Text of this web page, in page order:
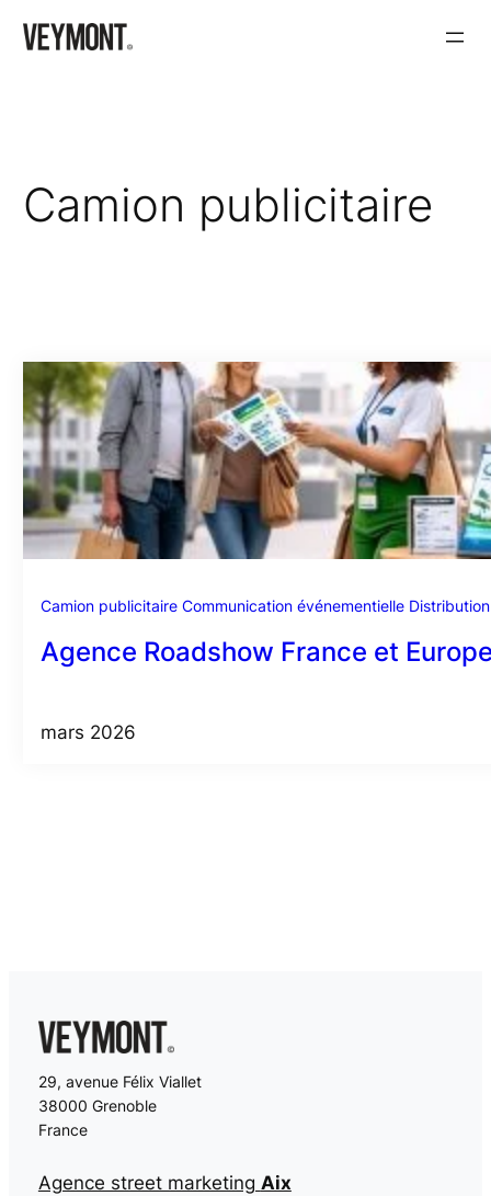
Aller
au
Camion publicitaire
Camion publicitaire Communication événementielle
Agence Roadshow France et
mars 2026
29, avenue Félix Viallet
38000 Grenoble
France
Agence street marketing Aix